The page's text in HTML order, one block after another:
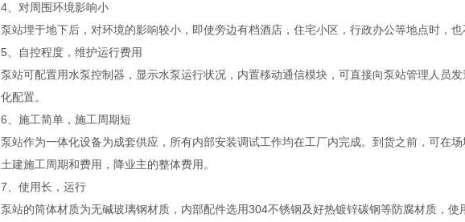
4、对周围环境影响小
泵站埋于地下后，对环境的影响较小，即使旁边有档酒店，住宅小区，行政办公等地点时，
5、自控程度，维护运行费用
泵站可配置用水泵控制器，显示水泵运行状况，内置移动通信模块，可直接向泵站管理人员
化配置。
6、施工简单，施工周期短
泵站作为一体化设备为成套供应，所有内部安装调试工作均在工厂内完成。到货之前，可在
土建施工周期和费用，降业主的整体费用。
7、使用长，运行
泵站的筒体材质为无碱玻璃钢材质，内部配件选用304不锈钢及好热镀锌碳钢等防腐材质，